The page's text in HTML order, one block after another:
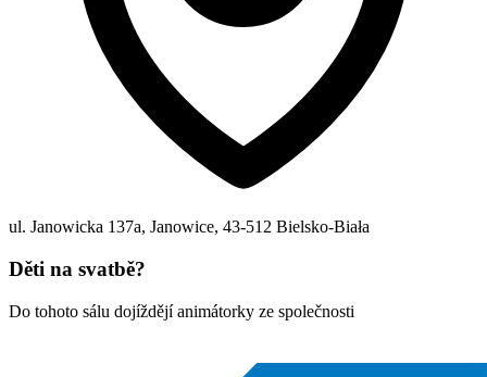
ul. Janowicka 137a, Janowice, 43-512 Bielsko-Biała
Děti na svatbě?
Do tohoto sálu dojíždějí animátorky ze společnosti